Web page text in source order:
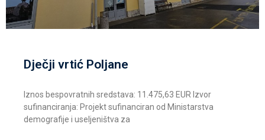
Dječji vrtić Poljane
Iznos bespovratnih sredstava: 11.475,63 EUR Izvor
sufinanciranja: Projekt sufinanciran od Ministarstva
demografije i useljeništva za